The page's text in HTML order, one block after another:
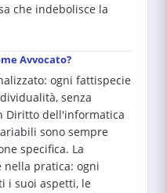
che indebolisce la
Avvocato?
ogni fattispecie
senza
Diritto dell'informatica
sono sempre
specifica. La
nella pratica: ogni
i suoi aspetti, le